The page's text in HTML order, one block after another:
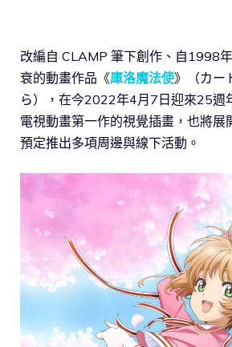
改編自 CLAMP 筆下創作、自1998
衰的動畫作品《庫洛魔法使》（カー
ら），在今2022年4月7日迎來25週
電視動畫第一作的視覺插畫，也將展
預定推出多項周邊與線下活動。